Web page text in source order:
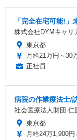
「完全在宅可能!
株式会社DYMキャリ
東京都
月給21万円～30
正社員
病院の作業療法士/
社会医療法人財団 仁
東京都
月給24万1,900円